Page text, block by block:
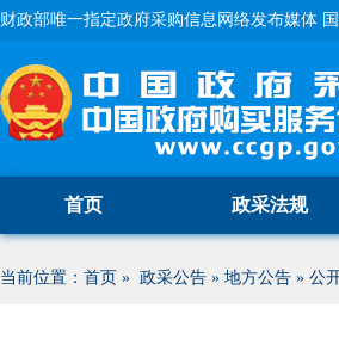
财政部唯一指定政府采购信息网络发布媒体
首页 政采法规
当前位置： 首页 » 政采公告 » 地方公告 » 公